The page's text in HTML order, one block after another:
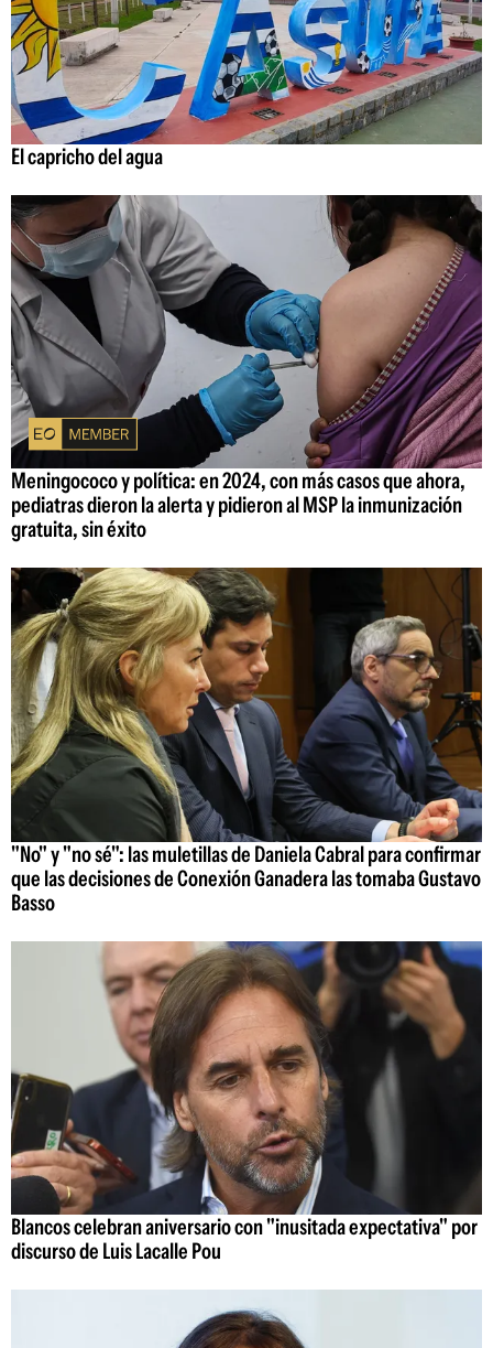
El capricho del agua
Meningococo y política: en 2024, con más casos que ahora,
pediatras dieron la alerta y pidieron al MSP la inmunización
gratuita, sin éxito
"No" y "no sé": las muletillas de Daniela Cabral para confirmar
que las decisiones de Conexión Ganadera las tomaba Gustavo
Basso
Blancos celebran aniversario con "inusitada expectativa" por
discurso de Luis Lacalle Pou